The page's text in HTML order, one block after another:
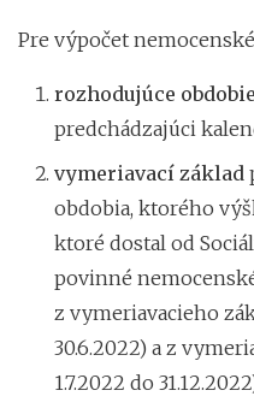
Pre výpočet
rozhodujúce obdobie
predchádzajúci
vymeriavací základ
obdobia, ktorého
ktoré dostal od
povinné
z vymeriavacieho
30.6.2022) a z
1.7.2022 do